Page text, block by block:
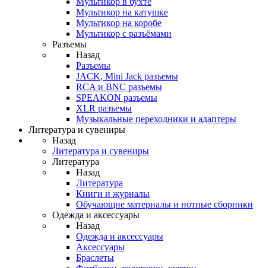
Мультикор на катушке
Мультикор на коробе
Мультикор с разъёмами
Разъемы
Назад
Разъемы
JACK, Mini Jack разъемы
RCA и BNC разъемы
SPEAKON разъемы
XLR разъемы
Музыкальные переходники и адаптеры
Литература и сувениры
Назад
Литература и сувениры
Литература
Назад
Литература
Книги и журналы
Обучающие материалы и нотные сборники
Одежда и аксессуары
Назад
Одежда и аксессуары
Аксессуары
Браслеты